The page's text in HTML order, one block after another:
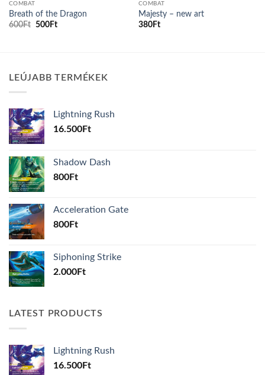
COMBAT
Breath of the Dragon
600Ft Original
500FtCurrent
COMBAT
Majesty – new art
380Ft
LEÚJABB TERMÉKEK
Lightning Rush
16.500Ft
Shadow Dash
800Ft
Acceleration Gate
800Ft
Siphoning Strike
2.000Ft
LATEST PRODUCTS
Lightning Rush
16.500Ft